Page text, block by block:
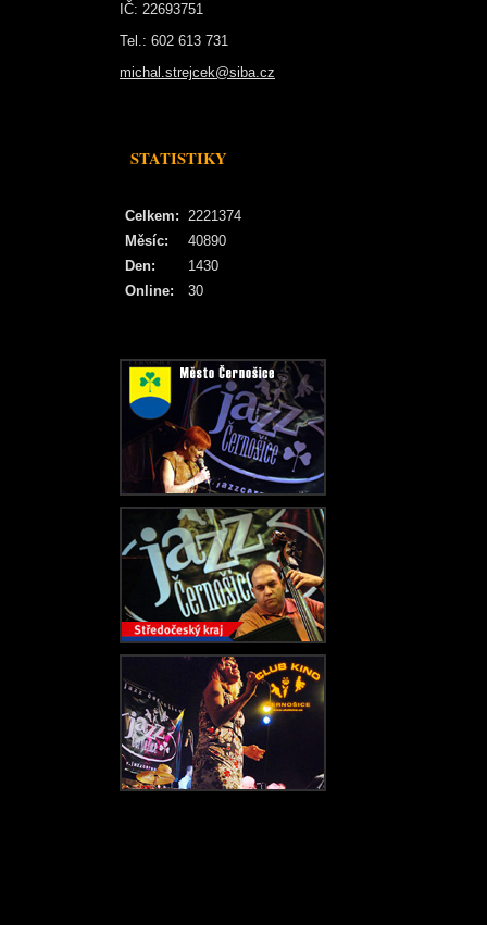
IČ: 22693751
Tel.: 602 613 731
michal.strejcek@siba.cz
STATISTIKY
Online: 30
Celkem: 2221374
Měsíc:
40890
Den:
1430